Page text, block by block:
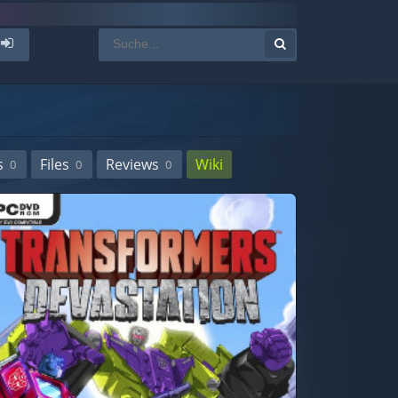
0 Files 0 Reviews 0 Wiki